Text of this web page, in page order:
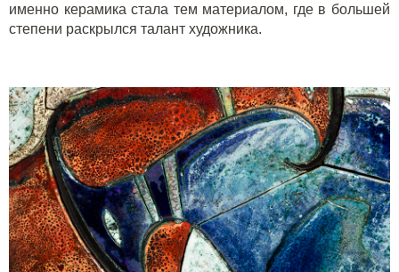
именно керамика стала тем материалом, где в большей
степени раскрылся талант художника.